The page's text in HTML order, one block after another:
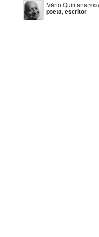
Mário Quintana(1906
poeta, escritor